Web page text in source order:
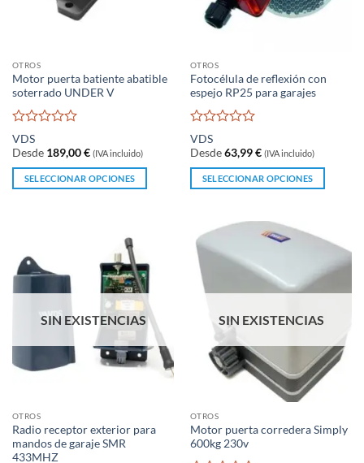
OTROS
Motor puerta batiente abatible
soterrado UNDER V
Valorado
con
0
5
VDS
Desde 189,00€ (IVA incluido)
SELECCIONAR OPCIONES
variantes.
Las
elegir
en
de
producto
OTROS
Fotocélula de reflexión con
espejo RP25 para garajes
Valorado
con
0
5
VDS
Desde 63,99€ (IVA incluido)
SELECCIONAR OPCIONES
tiene
múltiples
variantes.
Las
pueden
elegir
de
producto
SIN EXISTENCIAS
OTROS
Radio receptor exterior para
mandos de garaje SMR
433MHZ
SIN EXISTENCIAS
OTROS
Motor puerta corredera Simply
600kg 230v